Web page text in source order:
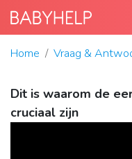
Home Vraag &
Dit is waarom de
cruciaal zijn